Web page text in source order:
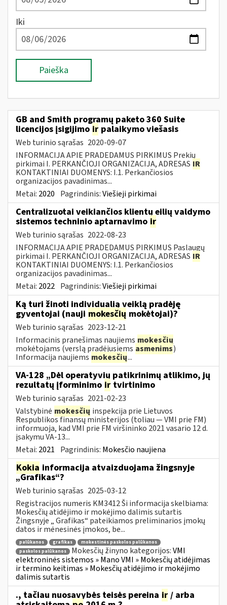
Iki
Paieška
GB and Smith programų paketo 360 Suite
licencijos įsigijimo ir palaikymo viešasis
Web turinio sąrašas 2020-09-07
INFORMACIJA APIE PRADEDAMUS PIRKIMUS Prekių
pirkimai I. PERKANČIOJI ORGANIZACIJA, ADRESAS IR
KONTAKTINIAI DUOMENYS: I.1. Perkančiosios
organizacijos pavadinimas...
Metai: 2020 Pagrindinis:Viešieji pirkimai
Centralizuotai veikiančios klientų eilių valdymo
sistemos techninio aptarnavimo ir
Web turinio sąrašas 2022-08-23
INFORMACIJA APIE PRADEDAMUS PIRKIMUS Paslaugų
pirkimai I. PERKANČIOJI ORGANIZACIJA, ADRESAS IR
KONTAKTINIAI DUOMENYS: I.1. Perkančiosios
organizacijos pavadinimas...
Metai: 2022 Pagrindinis:Viešieji pirkimai
Ką turi žinoti individualią veiklą pradėję
gyventojai (nauji mokesčių mokėtojai)?
Web turinio sąrašas 2023-12-21
Informacinis pranešimas naujiems mokesčių
mokėtojams (verslą pradėjusiems asmenims)
Informacija naujiems mokesčių...
VA-128 „Dėl operatyvių patikrinimų atlikimo, jų
rezultatų įforminimo ir tvirtinimo
Web turinio sąrašas 2021-02-23
Valstybinė mokesčių inspekcija prie Lietuvos
Respublikos finansų ministerijos (toliau ― VMI prie FM)
informuoja, kad VMI prie FM viršininko 2021 vasario 12 d.
įsakymu VA-13...
Metai: 2021 Pagrindinis: Mokesčio naujiena
Kokia informacija atvaizduojama žingsnyje
„Grafikas“?
Web turinio sąrašas 2025-03-12
Registracijos numeris KM3412 Ši informacija skelbiama:
Mokesčių atidėjimo ir mokėjimo dalimis sutartis
Žingsnyje „ Grafikas“ pateikiamos preliminarios įmokų
datos ir mėnesinės įmokos, be...
palūkanos grafikas
mokestinės paskolos palūkanos
paskolos palūkanos
Mokesčių žinyno kategorijos:VMI
elektroninės sistemos » Mano VMI » Mokesčių atidėjimas
ir termino keitimas » Mokesčių atidėjimo ir mokėjimo
dalimis sutartis
., tačiau nuosavybės teisės pereina ir / arba